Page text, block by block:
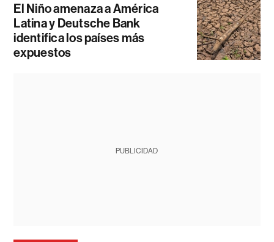
El Niño amenaza a América
Latina y Deutsche Bank
identifica los países más
expuestos
PUBLICIDAD